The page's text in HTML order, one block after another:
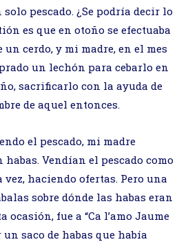
pescado. ¿Se podría decir lo
es que en otoño se efectuaba
un cerdo, y mi madre, en el mes
un lechón para cebarlo en
sacrificarlo con la ayuda de
de aquel entonces.
el pescado, mi madre
Vendían el pescado como
vez, haciendo ofertas. Pero una
sobre dónde las habas eran
ocasión, fue a “Ca l’amo Jaume
saco de habas que había